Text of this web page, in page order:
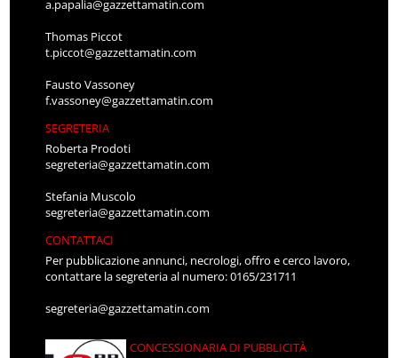
a.papalia@gazzettamatin.com
Thomas Piccot
t.piccot@gazzettamatin.com
Fausto Vassoney
f.vassoney@gazzettamatin.com
SEGRETERIA
Roberta Prodoti
segreteria@gazzettamatin.com
Stefania Muscolo
segreteria@gazzettamatin.com
CONTATTACI
Per pubblicazione annunci, necrologi, offro e cerco lavoro,
contattare la segreteria al numero: 0165/231711
segreteria@gazzettamatin.com
CONCESSIONARIA DI PUBBLICITÀ